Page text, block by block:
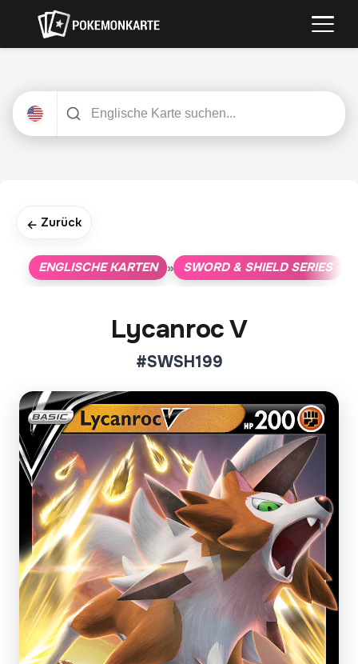
← Zurück
ENGLISCHE KARTEN » SWORD & SHIELD SERIES
Lycanroc V
#SWSH199